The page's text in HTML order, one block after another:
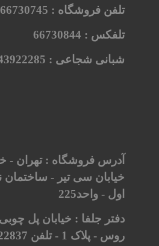
تلفن فروشگاه :
تلفکس :
شبانی شجاعی :
آدرس فروشگاه : تهران -
خیابان سی تیر - ساختمان
اول - واحد225
دفتر جلفا : خیابان پل
روس - پلاک 1 - تلفن 04142022837